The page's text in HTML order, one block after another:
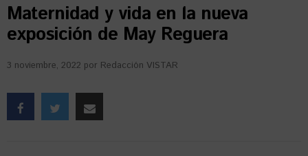
Maternidad y vida en la nueva
exposición de May Reguera
3 noviembre, 2022 por Redacción VISTAR